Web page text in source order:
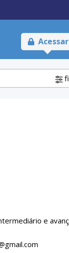
Acessar
e